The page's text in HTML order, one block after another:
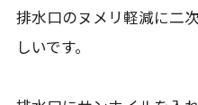
排水口のヌメリ軽減に二
しいです。